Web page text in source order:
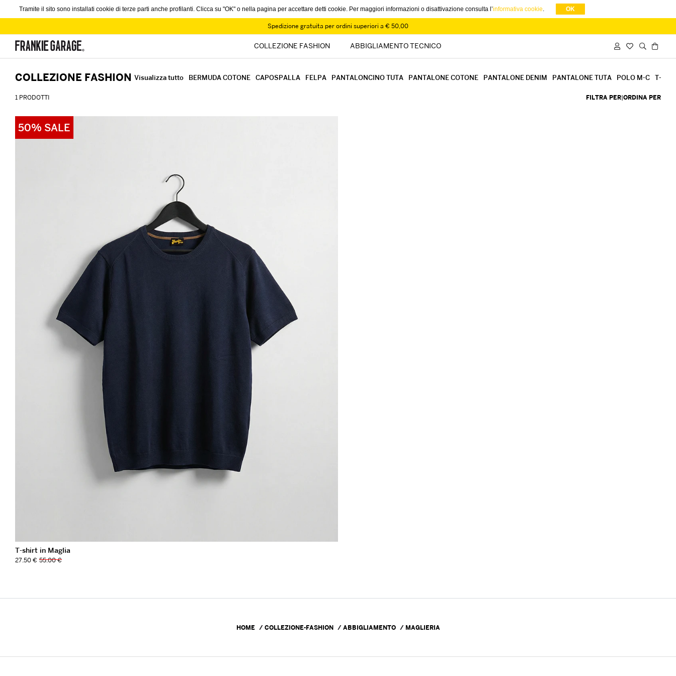
Tramite il sito sono installati cookie di terze parti anche profilanti. Clicca su "OK" o nella pagina per accettare detti cookie. Per maggiori informazioni o disattivazione consulta l’informativa cookie. OK
Spedizione gratuita per ordini superiori a € 50,00
COLLEZIONE FASHION ABBIGLIAMENTO TECNICO
COLLEZIONE FASHION Visualizza tutto BERMUDA COTONE CAPOSPALLA FELPA PANTALONCINO TUTA PANTALONE COTONE PANTALONE DENIM PANTALONE TUTA POLO M-C T-
1 PRODOTTI FILTRA PER|ORDINA PER
50% SALE
T-shirt in Maglia
27.50 € 55.00 €
HOME COLLEZIONE-FASHION ABBIGLIAMENTO MAGLIERIA